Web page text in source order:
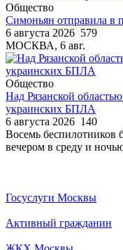
Общество
Симоньян отправила в
6 августа 2026 579
МОСКВА, 6 авг.
Общество
Над Рязанской
украинских БПЛА
6 августа 2026 140
Восемь беспилотников
вечером в среду и
Госуслуги Москвы
Активный гражданин